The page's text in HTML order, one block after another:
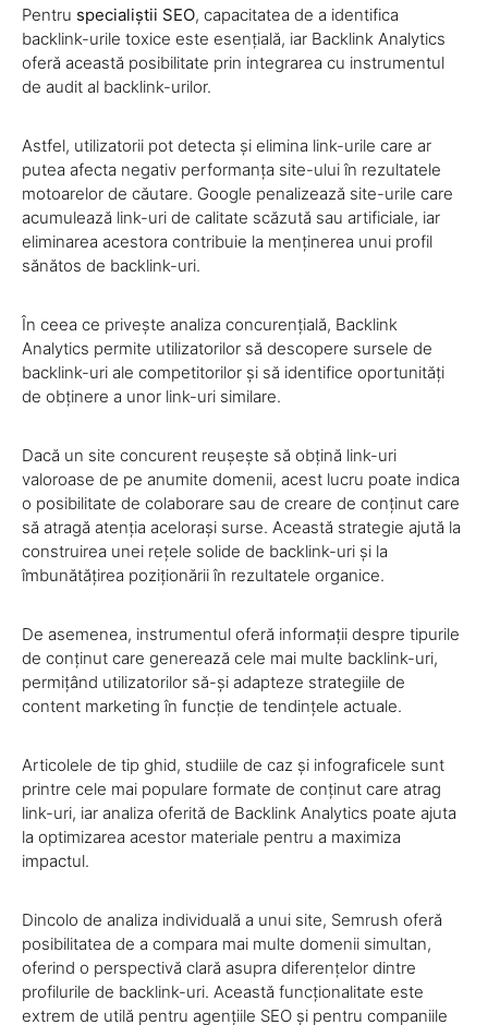
Pentru specialiștii SEO, capacitatea de a identifica
backlink-urile toxice este esențială, iar Backlink Analytics
oferă această posibilitate prin integrarea cu instrumentul
de audit al backlink-urilor.
Astfel, utilizatorii pot detecta și elimina link-urile care ar
putea afecta negativ performanța site-ului în rezultatele
motoarelor de căutare. Google penalizează site-urile care
acumulează link-uri de calitate scăzută sau artificiale, iar
eliminarea acestora contribuie la menținerea unui profil
sănătos de backlink-uri.
În ceea ce privește analiza concurențială, Backlink
Analytics permite utilizatorilor să descopere sursele de
backlink-uri ale competitorilor și să identifice oportunități
de obținere a unor link-uri similare.
Dacă un site concurent reușește să obțină link-uri
valoroase de pe anumite domenii, acest lucru poate indica
o posibilitate de colaborare sau de creare de conținut care
să atragă atenția acelorași surse. Această strategie ajută la
construirea unei rețele solide de backlink-uri și la
îmbunătățirea poziționării în rezultatele organice.
De asemenea, instrumentul oferă informații despre tipurile
de conținut care generează cele mai multe backlink-uri,
permițând utilizatorilor să-și adapteze strategiile de
content marketing în funcție de tendințele actuale.
Articolele de tip ghid, studiile de caz și infograficele sunt
printre cele mai populare formate de conținut care atrag
link-uri, iar analiza oferită de Backlink Analytics poate ajuta
la optimizarea acestor materiale pentru a maximiza
impactul.
Dincolo de analiza individuală a unui site, Semrush oferă
posibilitatea de a compara mai multe domenii simultan,
oferind o perspectivă clară asupra diferențelor dintre
profilurile de backlink-uri. Această funcționalitate este
extrem de utilă pentru agențiile SEO și pentru companiile